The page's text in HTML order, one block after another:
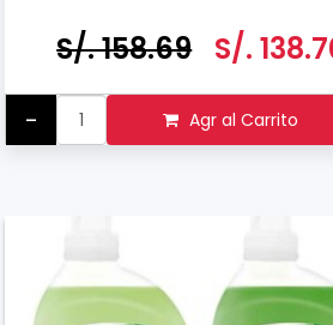
Quitamanchas y Prelavado Frosch
ML
S/. 158.69 S/.
- Agr al Carrito